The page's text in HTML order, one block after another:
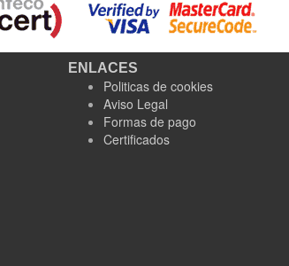
ENLACES
Politicas de cookies
Aviso Legal
Formas de pago
Certificados